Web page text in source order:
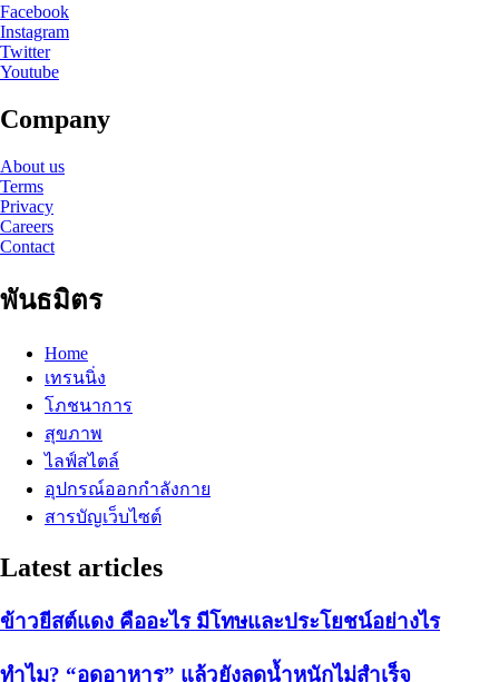
Facebook
Instagram
Twitter
Youtube
Company
About us
Terms
Privacy
Careers
Contact
พันธมิตร
Home
เทรนนิ่ง
โภชนาการ
สุขภาพ
ไลฟ์สไตล์
อุปกรณ์ออกกำลังกาย
สารบัญเว็บไซต์
Latest articles
ข้าวยีสต์แดง คืออะไร มีโทษและประโยชน์อย่างไร
ทำไม? “อดอาหาร” แล้วยังลดน้ำหนักไม่สำเร็จ